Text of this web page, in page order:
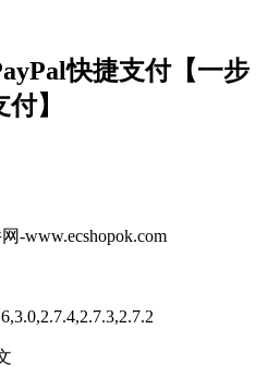
快捷支付【一步
】
-www.ecshopok.com